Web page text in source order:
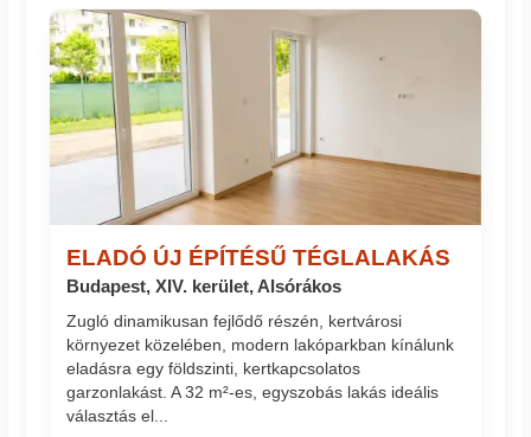
ELADÓ ÚJ ÉPÍTÉSŰ TÉGLALAKÁS
Budapest, XIV. kerület, Alsórákos
Zugló dinamikusan fejlődő részén, kertvárosi
környezet közelében, modern lakóparkban kínálunk
eladásra egy földszinti, kertkapcsolatos
garzonlakást. A 32 m²-es, egyszobás lakás ideális
választás el...